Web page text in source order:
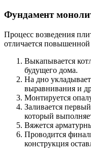
Фундамент
Процесс возведения
отличается
Выкапывается
будущего дома.
На дно
выравнивания и
Монтируется
Заливается
который
Вяжется
Проводится
конструкция